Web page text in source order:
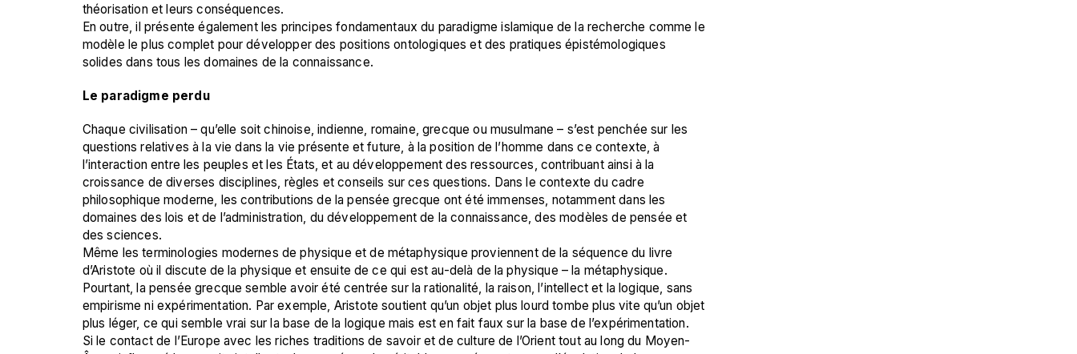
théorisation et leurs conséquences.
En outre, il présente également les principes fondamentaux du paradigme islamique de la recherche comme le
modèle le plus complet pour développer des positions ontologiques et des pratiques épistémologiques
solides dans tous les domaines de la connaissance.
Le paradigme perdu
Chaque civilisation – qu’elle soit chinoise, indienne, romaine, grecque ou musulmane – s’est penchée sur les
questions relatives à la vie dans la vie présente et future, à la position de l’homme dans ce contexte, à
l’interaction entre les peuples et les États, et au développement des ressources, contribuant ainsi à la
croissance de diverses disciplines, règles et conseils sur ces questions. Dans le contexte du cadre
philosophique moderne, les contributions de la pensée grecque ont été immenses, notamment dans les
domaines des lois et de l’administration, du développement de la connaissance, des modèles de pensée et
des sciences.
Même les terminologies modernes de physique et de métaphysique proviennent de la séquence du livre
d’Aristote où il discute de la physique et ensuite de ce qui est au-delà de la physique – la métaphysique.
Pourtant, la pensée grecque semble avoir été centrée sur la rationalité, la raison, l’intellect et la logique, sans
empirisme ni expérimentation. Par exemple, Aristote soutient qu’un objet plus lourd tombe plus vite qu’un objet
plus léger, ce qui semble vrai sur la base de la logique mais est en fait faux sur la base de l’expérimentation.
Si le contact de l’Europe avec les riches traditions de savoir et de culture de l’Orient tout au long du Moyen-